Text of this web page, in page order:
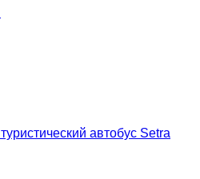
туристический автобус Setra